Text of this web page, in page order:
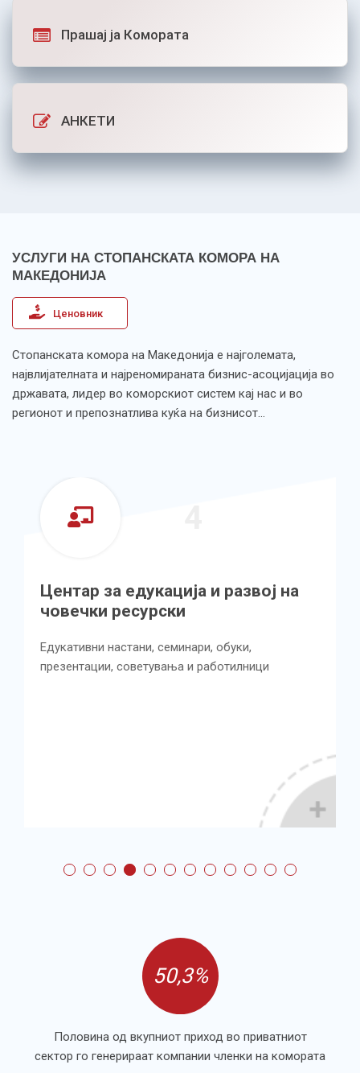
Прашај ја Комората
АНКЕТИ
УСЛУГИ НА СТОПАНСКАТА КОМОРА НА
МАКЕДОНИЈА
Ценовник
Стопанската комора на Македонија е најголемата,
највлијателната и најреномираната бизнис-асоцијација во
државата, лидер во коморскиот систем кај нас и во
регионот и препознатлива куќа на бизнисот…
Центар за унапредување на
квалитетот во
Имплементирање на менаџмент системи
50,3%
Половина од вкупниот приход во приватниот
сектор го генерираат компании членки на комората